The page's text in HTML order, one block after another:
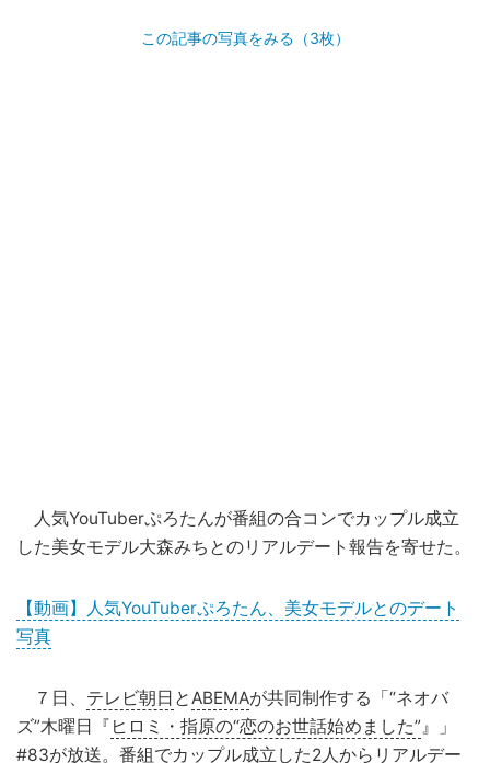
この記事の写真をみる（3枚）
人気YouTuberぷろたんが番組の合コンでカップル成立
した美女モデル大森みちとのリアルデート報告を寄せた。
【動画】人気YouTuberぷろたん、美女モデルとのデート
写真
７日、 テレビ朝日 と ABEMAが共同制作する「“ネオバ
ズ”木曜日『 ヒロミ・指原の“恋のお世話始めました” 』」
#83が放送。番組でカップル成立した2人からリアルデー